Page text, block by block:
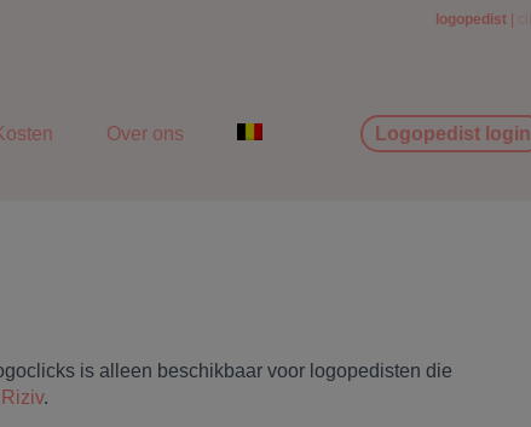
logopedist
Over ons Logopedist login
is alleen beschikbaar voor logopedisten die
Riziv.